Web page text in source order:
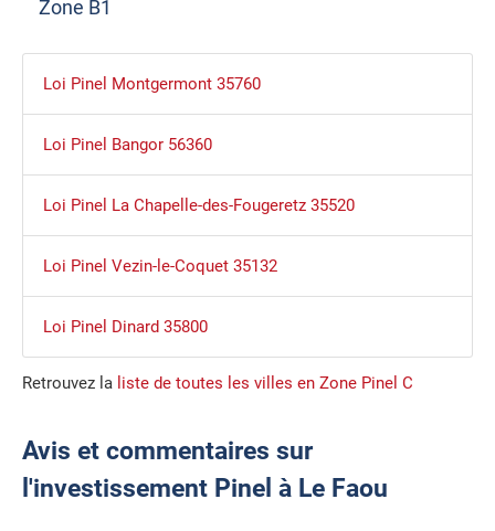
Zone B1
Loi Pinel Montgermont 35760
Loi Pinel Bangor 56360
Loi Pinel La Chapelle-des-Fougeretz 35520
Loi Pinel Vezin-le-Coquet 35132
Loi Pinel Dinard 35800
Retrouvez la liste de toutes les villes en Zone Pinel C
Avis et commentaires sur
l'investissement Pinel à Le Faou